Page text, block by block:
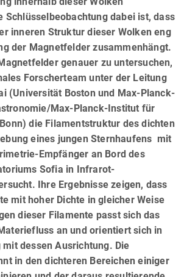
Schlüsselbeobachtung dabei ist, dass
inneren Struktur dieser Wolken eng
der Magnetfelder zusammenhängt.
genauer zu untersuchen,
Forscherteam unter der Leitung
(Universität Boston und Max-Planck-
Max-Planck-Institut für
die Filamentstruktur des dichten
eines jungen Sternhaufens mit
Empfänger an Bord des
Sofia in Infrarot-
Ihre Ergebnisse zeigen, dass
mit hoher Dichte in gleicher Weise
dieser Filamente passt sich das
an und orientiert sich in
dessen Ausrichtung. Die
in den dichteren Bereichen einiger